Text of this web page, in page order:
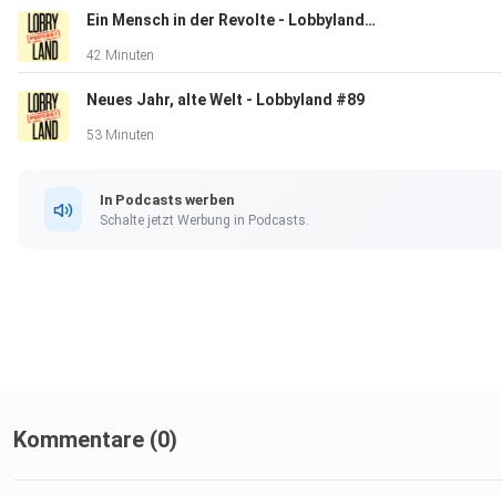
Ein Mensch in der Revolte - Lobbyland#90
42 Minuten
Neues Jahr, alte Welt - Lobbyland #89
53 Minuten
In Podcasts werben
Schalte jetzt Werbung in Podcasts.
Kommentare (0)